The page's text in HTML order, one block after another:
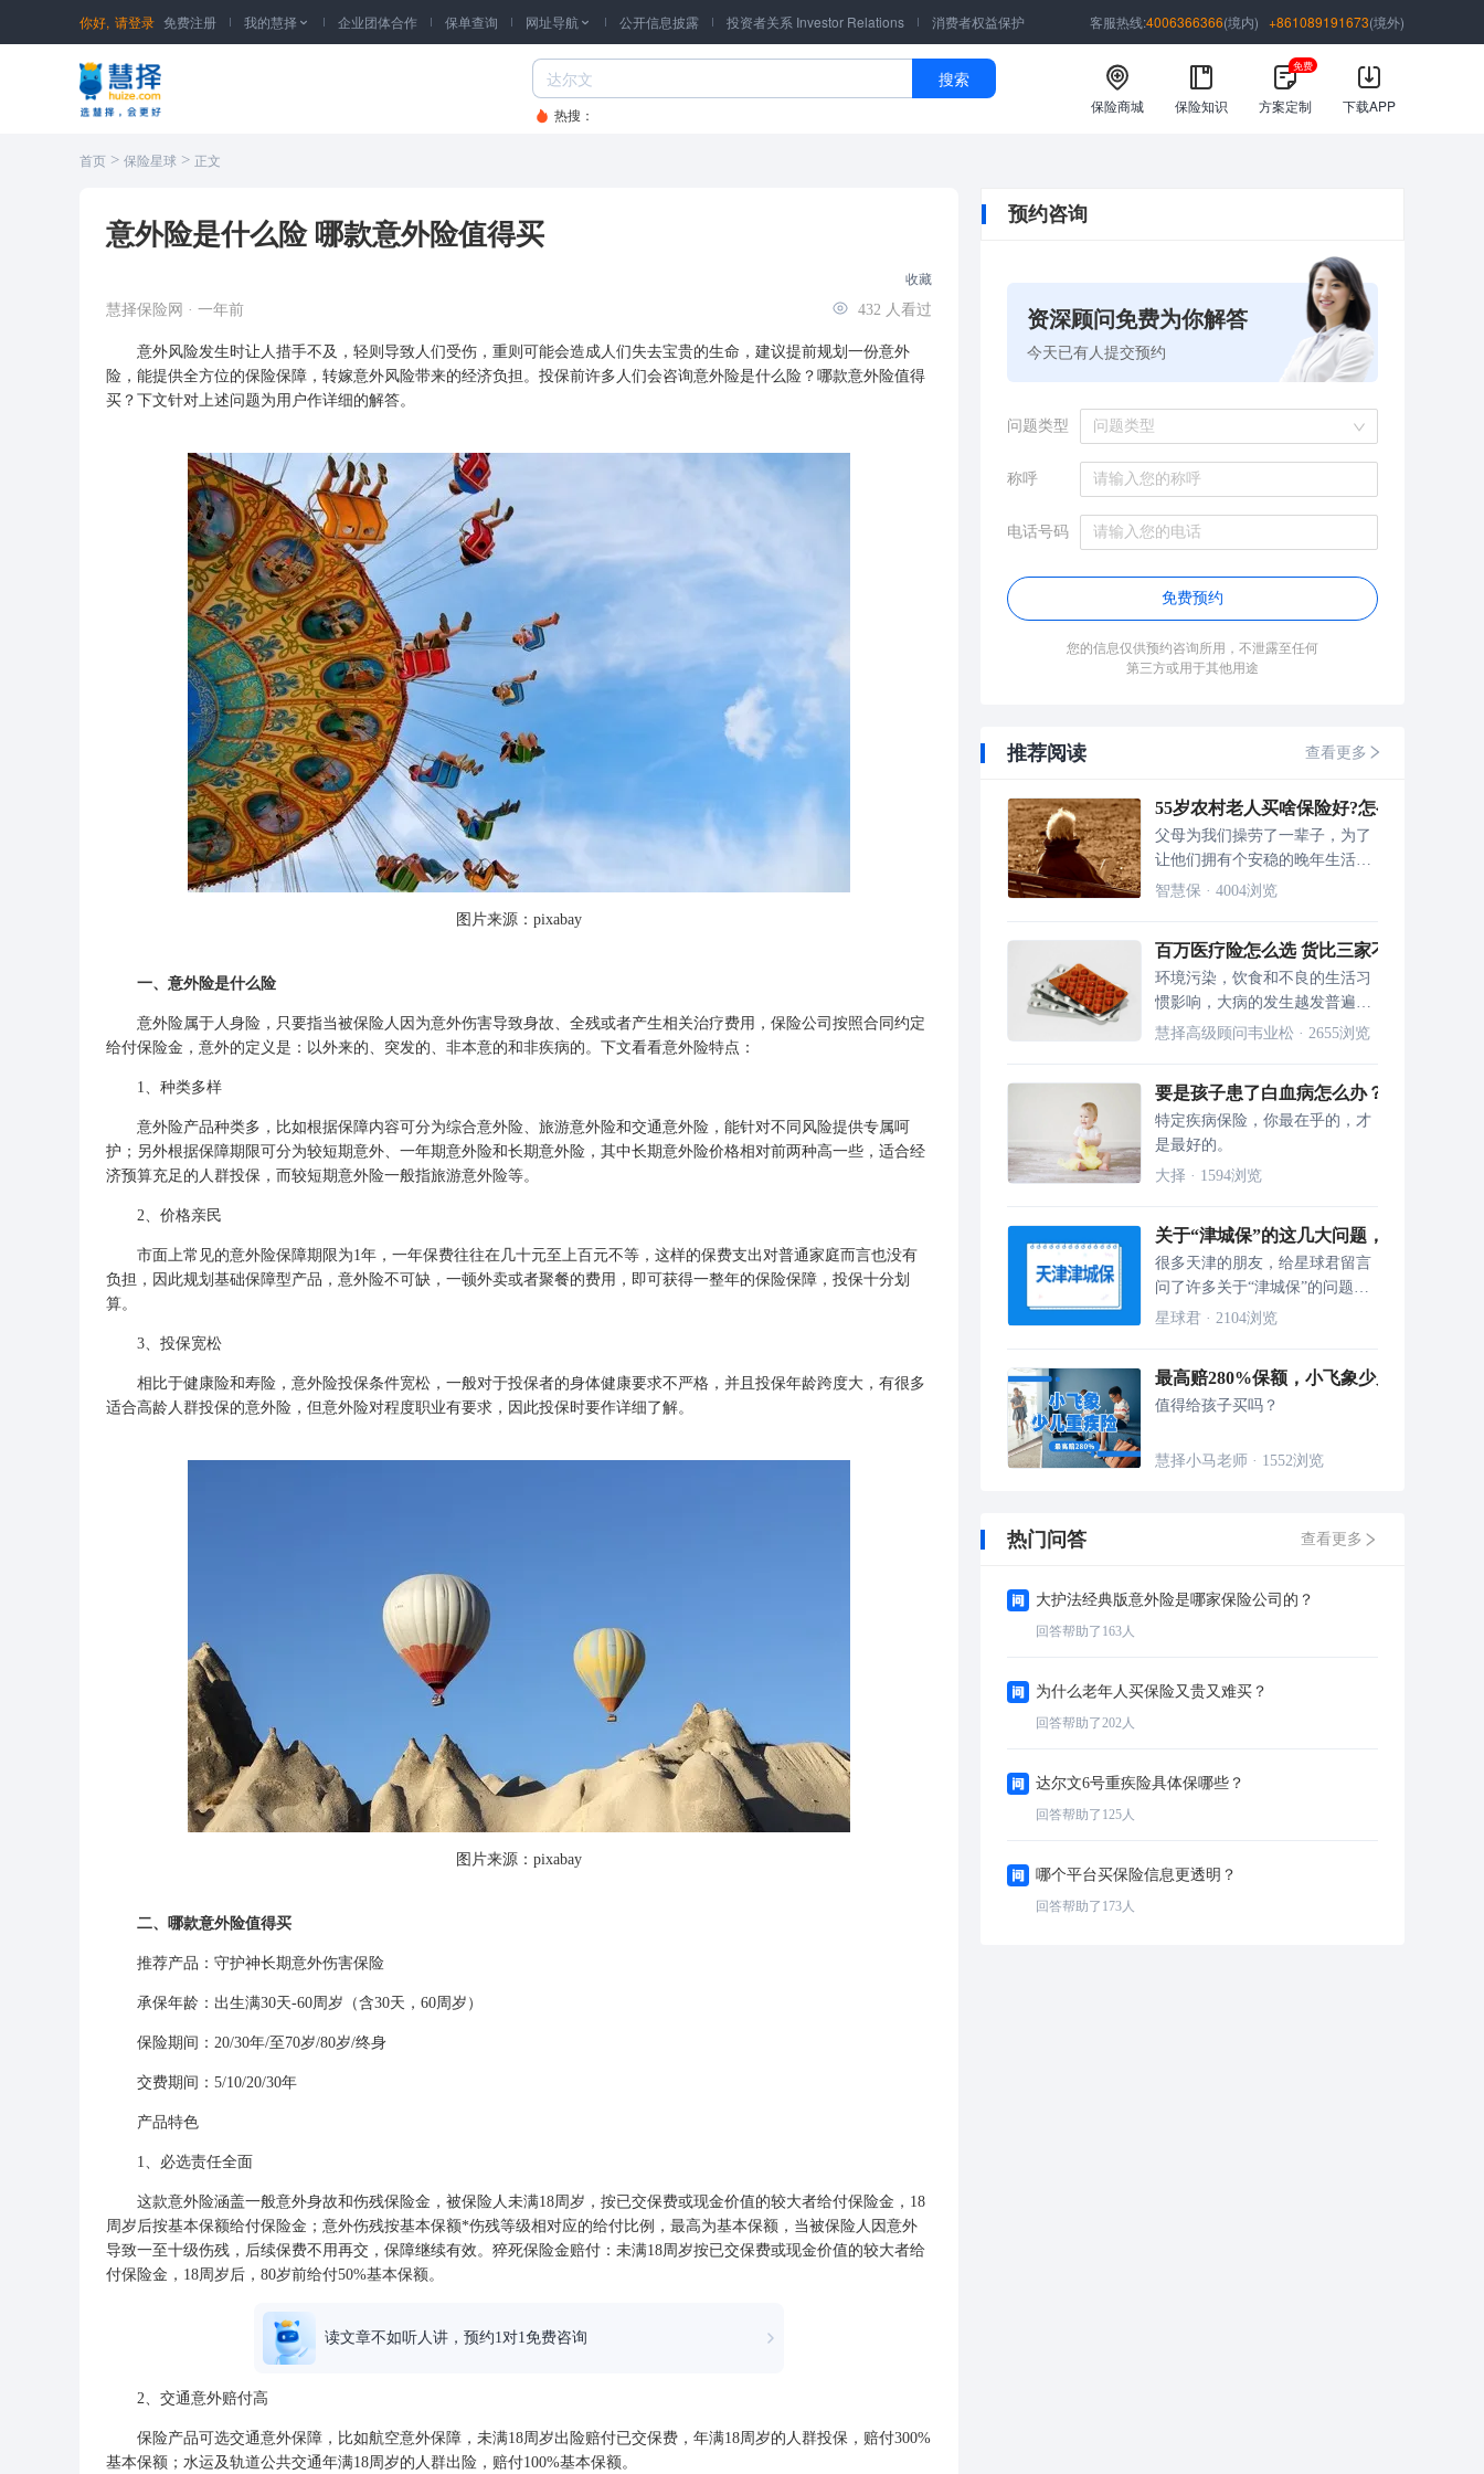
你好, 请登录 免费注册 我的慧择  企业团体合作 保单查询 网址导航  公开信息披露 投资者关系 Investor Relations 消费者权益保护 客服热线:4006366366(境内) +861089191673(境外)
搜索
热搜： 保险商城 保险知识 方案定制
免费
下载APP
首页 > 保险星球 > 正文
意外险是什么险 哪款意外险值得买
收藏
慧择保险网 · 一年前 432 人看过
意外风险发生时让人措手不及，轻则导致人们受伤，重则可能会造成人们失去宝贵的生命，建议提前规划一份意外
险，能提供全方位的保险保障，转嫁意外风险带来的经济负担。投保前许多人们会咨询意外险是什么险？哪款意外险值得
买？下文针对上述问题为用户作详细的解答。
图片来源：pixabay
一、意外险是什么险
意外险属于人身险 ，只要指当被保险人 因为意外伤害导致身故、全残或者产生相关治疗费用，保险公司按照合同约定
给付保险金，意外的定义是：以外来的、突发的、非本意的和非疾病的。下文看看意外险特点：
1、种类多样
意外险产品种类多，比如根据保障内容可分为综合意外险、旅游意外险和交通意外险，能针对不同风险提供专属呵
护；另外根据保障期限可分为较短期意外、一年期意外险和长期意外险，其中长期意外险价格相对前两种高一些，适合经
济预算充足的人群投保，而较短期意外险一般指旅游意外险等。
2、价格亲民
市面上常见的意外险保障期限为1年，一年保费往往在几十元至上百元不等，这样的保费支出对普通家庭而言也没有
负担，因此规划基础保障型产品，意外险不可缺，一顿外卖或者聚餐的费用，即可获得一整年的保险保障，投保十分划
算。
3、投保宽松
相比于健康险和寿险，意外险投保条件宽松，一般对于投保者的身体健康要求不严格，并且投保年龄跨度大，有很多
适合高龄人群投保的意外险，但意外险对程度职业有要求，因此投保时要作详细了解。
图片来源：pixabay
二、哪款意外险值得买
推荐产品：守护神长期意外伤害保险
承保年龄：出生满30天-60周岁（含30天，60周岁）
保险期间：20/30年/至70岁/80岁/终身
交费期间：5/10/20/30年
产品特色
1、必选责任全面
这款意外险涵盖一般意外身故和伤残保险金，被保险人未满18周岁，按已交保费或现金价值的较大者给付保险金，18
周岁后按基本保额给付保险金；意外伤残按基本保额*伤残等级相对应的给付比例，最高为基本保额，当被保险人因意外
导致一至十级伤残，后续保费不用再交，保障继续有效。猝死保险金赔付：未满18周岁按已交保费或现金价值的较大者给
付保险金，18周岁后，80岁前给付50%基本保额。
读文章不如听人讲，预约1对1免费咨询
2、交通意外赔付高
保险产品可选交通意外保障，比如航空意外保障，未满18周岁出险赔付已交保费，年满18周岁的人群投保，赔付300%
基本保额；水运及轨道公共交通年满18周岁的人群出险，赔付100%基本保额。
预约咨询
资深顾问免费为你解答
今天已有人提交预约
问题类型 问题类型
称呼
电话号码
免费预约
您的信息仅供预约咨询所用，不泄露至任何
第三方或用于其他用途
推荐阅读 查看更多
55岁农村老人买啥保险好?怎么买又好又
父母为我们操劳了一辈子，为了
让他们拥有个安稳的晚年生活，
基础的保障一定要做到位。
智慧保 · 4004浏览
百万医疗险怎么选 货比三家不吃亏
环境污染，饮食和不良的生活习
惯影响，大病的发生越发普遍，
面对高达百万的医疗费用，该怎
慧择高级顾问韦业松 · 2655浏览
要是孩子患了白血病怎么办？有没有白血
特定疾病保险，你最在乎的，才
是最好的。
大择 · 1594浏览
关于“津城保”的这几大问题，先解一下！
很多天津的朋友，给星球君留言
问了许多关于“津城保”的问题，
因此，星球君今天好好就和大家
星球君 · 2104浏览
最高赔280%保额，小飞象少儿重疾险，
值得给孩子买吗？
慧择小马老师 · 1552浏览
热门问答 查看更多
大护法经典版意外险是哪家保险公司的？
回答帮助了 163人
为什么老年人买保险又贵又难买？
回答帮助了202人
达尔文6号重疾险具体保哪些？
回答帮助了 125人
哪个平台买保险信息更透明？
回答帮助了 173人